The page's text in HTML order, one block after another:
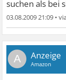
suchen als bei
03.08.2009 21:09 •
A